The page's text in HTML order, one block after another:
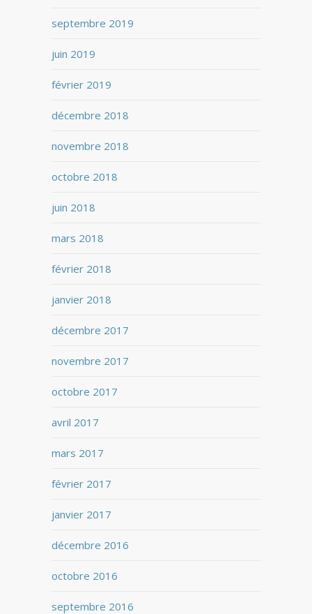
septembre 2019
juin 2019
février 2019
décembre 2018
novembre 2018
octobre 2018
juin 2018
mars 2018
février 2018
janvier 2018
décembre 2017
novembre 2017
octobre 2017
avril 2017
mars 2017
février 2017
janvier 2017
décembre 2016
octobre 2016
septembre 2016